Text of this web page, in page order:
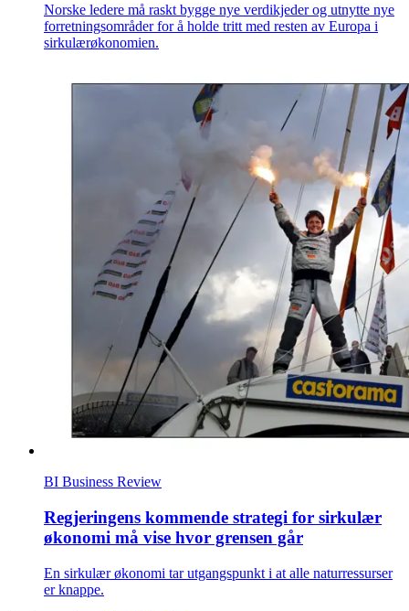
Norske ledere må raskt bygge nye verdikjeder og utnytte nye
forretningsområder for å holde tritt med resten av Europa i
sirkulærøkonomien.
BI Business Review
Regjeringens kommende strategi for sirkulær
økonomi må vise hvor grensen går
En sirkulær økonomi tar utgangspunkt i at alle naturressurser
er knappe.